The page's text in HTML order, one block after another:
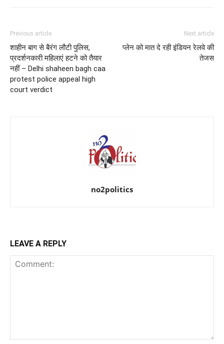
Previous article
शाहीन बाग से बैरंग लौटी पुलिस,
प्रदर्शनकारी महिलाएं हटने को तैयार
नहीं – Delhi shaheen bagh caa
protest police appeal high
court verdict
Next article
प्लेन को मात दे रही इंडियन रेलवे की
तेजस
no2politics
LEAVE A REPLY